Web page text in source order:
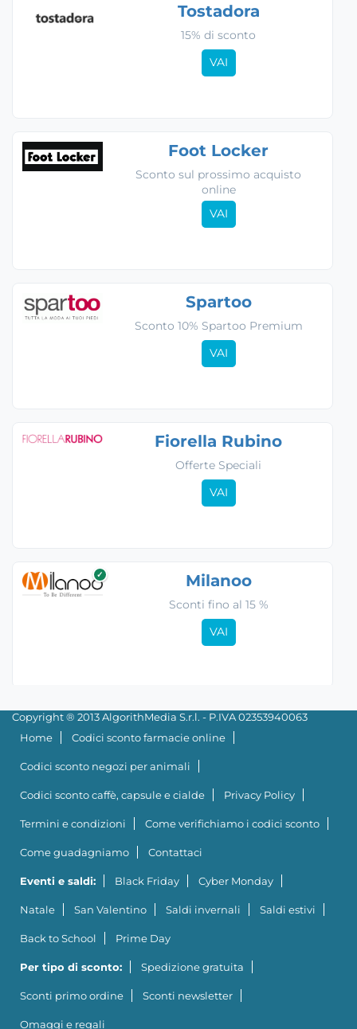
Tostadora
15% di sconto
VAI
Foot Locker
Sconto sul prossimo acquisto
online
VAI
Spartoo
Sconto 10% Spartoo Premium
VAI
Fiorella Rubino
Offerte Speciali
VAI
✓ Milanoo
Sconti fino al 15 %
VAI
Copyright ® 2013 AlgorithMedia S.r.l. - P.IVA 02353940063
Home
Codici sconto farmacie online
Codici sconto negozi per animali
Codici sconto caffè, capsule e cialde Privacy Policy
Termini e condizioni Come verifichiamo i codici sconto
Come guadagniamo Contattaci
Eventi e saldi: Black Friday Cyber Monday
Natale San Valentino Saldi invernali Saldi estivi
Back to School Prime Day
Per tipo di sconto: Spedizione gratuita
Sconti primo ordine Sconti newsletter
Omaggi e regali